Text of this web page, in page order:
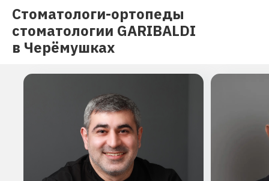
Стоматологи-ортопеды
стоматологии GARIBALDI
в Черёмушках